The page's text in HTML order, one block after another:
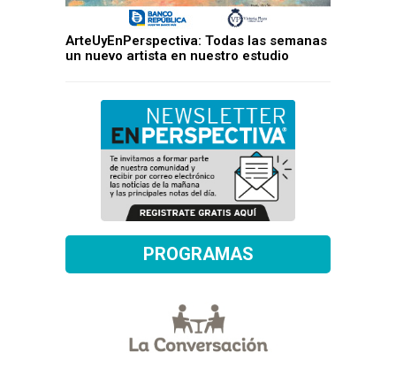
ArteUyEnPerspectiva: Todas las semanas
un nuevo artista en nuestro estudio
PROGRAMAS